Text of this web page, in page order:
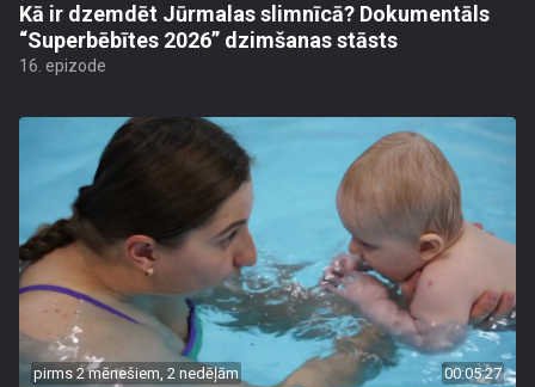
Kā ir dzemdēt Jūrmalas slimnīcā? Dokumentāls
“Superbēbītes 2026” dzimšanas stāsts
16. epizode
pirms 2 mēnešiem, 2 nedēļām 00:05:27